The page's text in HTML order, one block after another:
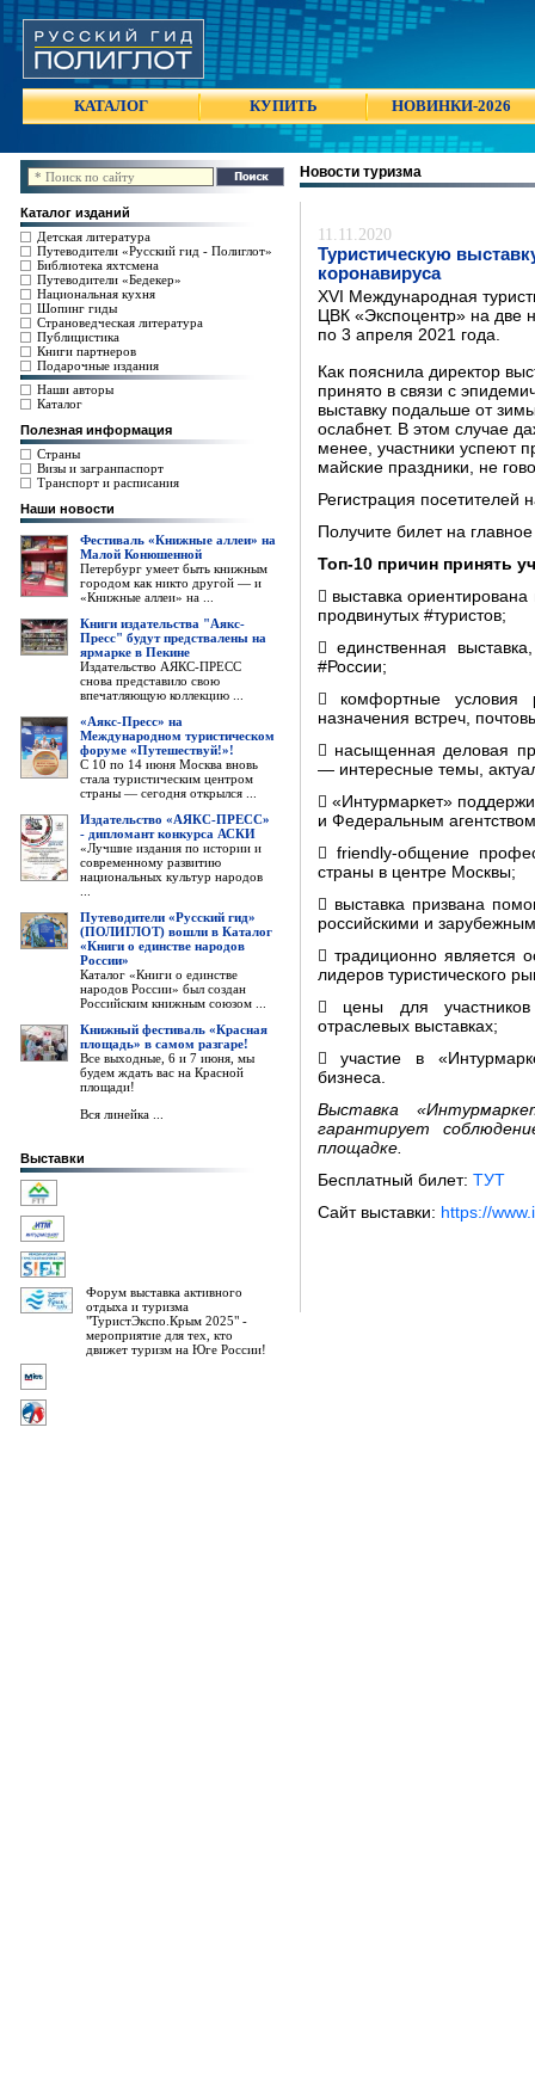
КАТАЛОГ КУПИТЬ НОВИНКИ-2026
Каталог изданий
Детская литература
Путеводители «Русский гид - Полиглот»
Библиотека яхтсмена
Путеводители «Бедекер»
Национальная кухня
Шопинг гиды
Страноведческая литература
Публицистика
Книги партнеров
Подарочные издания
Наши авторы
Каталог
Полезная информация
Страны
Визы и загранпаспорт
Транспорт и расписания
Наши новости
Фестиваль «Книжные аллеи» на
Малой Конюшенной
Петербург умеет быть книжным
городом как никто другой — и
«Книжные аллеи» на ...
Книги издательства "Аякс-
Пресс" будут предствалены на
ярмарке в Пекине
Издательство АЯКС-ПРЕСС
снова представило свою
впечатляющую коллекцию ...
«Аякс-Пресс» на
Международном туристическом
форуме «Путешествуй!»!
С 10 по 14 июня Москва вновь
стала туристическим центром
страны — сегодня открылся ...
Издательство «АЯКС-ПРЕСС»
- дипломант конкурса АСКИ
«Лучшие издания по истории и
современному развитию
национальных культур народов
Путеводители «Русский гид»
(ПОЛИГЛОТ) вошли в Каталог
«Книги о единстве народов
России»
Каталог «Книги о единстве
народов России» был создан
Российским книжным союзом ...
Книжный фестиваль «Красная
площадь» в самом разгаре!
Все выходные, 6 и 7 июня, мы
будем ждать вас на Красной
площади!
Вся линейка ...
Выставки
Форум выставка активного
отдыха и туризма
"ТуристЭкспо.Крым 2025" -
мероприятие для тех, кто
движет туризм на Юге России!
Новости туризма
11.11.2020
Туристическую
коронавируса
XVI Международная
ЦВК «Экспоцентр» на две
по 3 апреля 2021 года.
Как пояснила директор
принято в связи с
выставку подальше от
ослабнет. В этом случае
менее, участники успеют
майские праздники, не
Регистрация посетителей
Получите билет на
Топ-10 причин принять
 выставка
продвинутых #туристов;
 единственная
#России;
 комфортные условия
назначения встреч,
 насыщенная деловая
— интересные темы,
 «Интурмаркет»
и Федеральным
 friendly-общение
страны в центре Москвы;
 выставка призвана
российскими и
 традиционно является
лидеров туристического
 цены для
отраслевых выставках;
 участие в
бизнеса.
Выставка
гарантирует
площадке.
Бесплатный билет: ТУТ
Сайт выставки: https://